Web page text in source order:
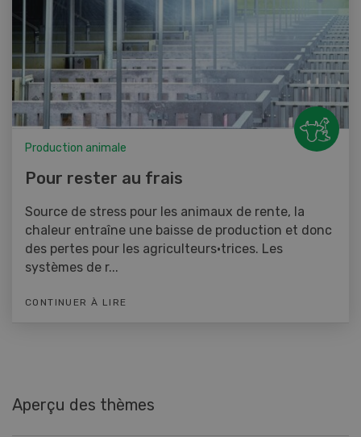
Production animale
Pour rester au frais
Source de stress pour les animaux de rente, la
chaleur entraîne une baisse de production et donc
des pertes pour les agriculteurs·trices. Les
systèmes de r...
CONTINUER À LIRE
Aperçu des thèmes